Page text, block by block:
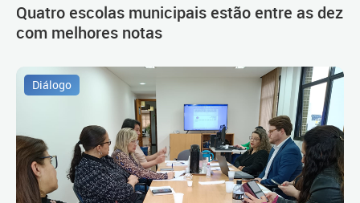
Quatro escolas municipais estão entre as dez
com melhores notas
Diálogo